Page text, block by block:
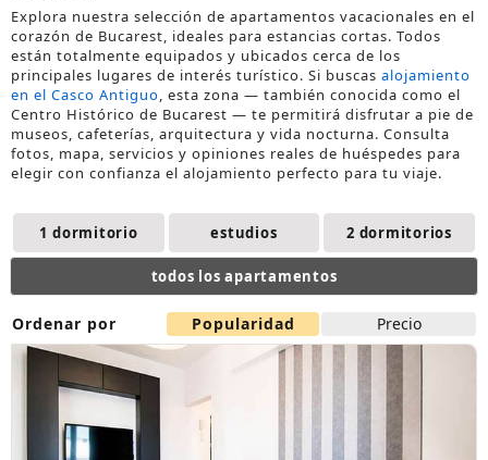
Explora nuestra selección de apartamentos vacacionales en el
corazón de Bucarest, ideales para estancias cortas. Todos
están totalmente equipados y ubicados cerca de los
principales lugares de interés turístico. Si buscas alojamiento
en el Casco Antiguo, esta zona — también conocida como el
Centro Histórico de Bucarest — te permitirá disfrutar a pie de
museos, cafeterías, arquitectura y vida nocturna. Consulta
fotos, mapa, servicios y opiniones reales de huéspedes para
elegir con confianza el alojamiento perfecto para tu viaje.
1 dormitorio estudios 2 dormitorios
todos los apartamentos
Ordenar por Popularidad Precio